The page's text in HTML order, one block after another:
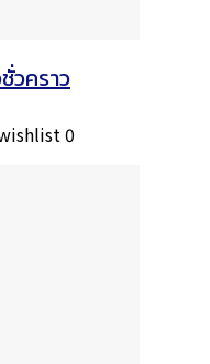
วคราว
0